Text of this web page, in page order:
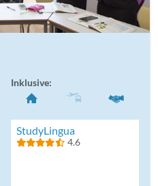
Inklusive:
StudyLingua
4.6